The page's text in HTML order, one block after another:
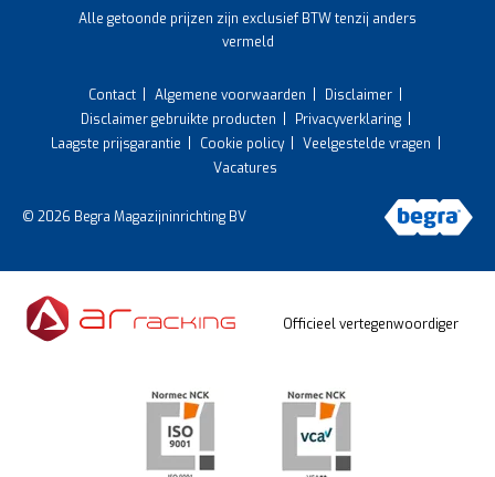
Alle getoonde prijzen zijn exclusief BTW tenzij anders
vermeld
Contact Algemene voorwaarden
Disclaimer
Disclaimer gebruikte producten
Privacyverklaring
Laagste prijsgarantie
Cookie policy
Veelgestelde vragen
Vacatures
© 2026 Begra Magazijninrichting BV
Officieel vertegenwoordiger